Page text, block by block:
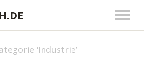
‘Industrie’